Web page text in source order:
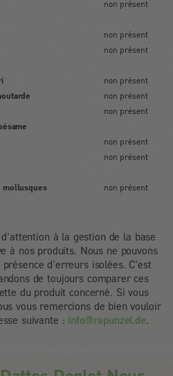
non présent
non présent
non présent
non présent
non présent
non présent
non présent
non présent
mollusques non présent
à la gestion de la base
à nos produits. Nous ne pouvons
d'erreurs isolées. C'est
de toujours comparer ces
du produit concerné. Si vous
vous remercions de bien vouloir
suivante : info@rapunzel.de.